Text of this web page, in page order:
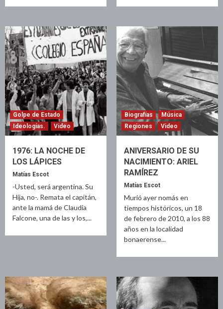
Golpe de Estado
Ideologías.
Video
1976: LA NOCHE DE
LOS LÁPICES
Matías Escot
-Usted, será argentina. Su
Hija, no-. Remata el capitán,
ante la mamá de Claudia
Falcone, una de las y los,...
Biografías
Música
Regiones
Video
ANIVERSARIO DE SU
NACIMIENTO: ARIEL
RAMÍREZ
Matías Escot
Murió ayer nomás en
tiempos históricos, un 18
de febrero de 2010, a los 88
años en la localidad
bonaerense...